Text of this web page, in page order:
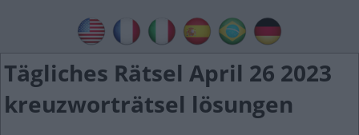
Tägliches Rätsel April 26 2023
kreuzworträtsel lösungen